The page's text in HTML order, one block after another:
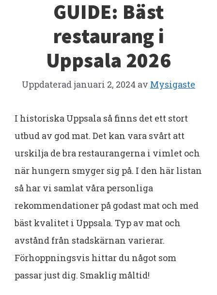
GUIDE: Bäst
restaurang i
Uppsala 2026
Uppdateradjanuari 2, 2024 av Mysigaste
I historiska Uppsala så finns det ett stort
utbud av god mat. Det kan vara svårt att
urskilja de bra restaurangerna i vimlet och
när hungern smyger sig på. I den här listan
så har vi samlat våra personliga
rekommendationer på godast mat och med
bäst kvalitet i Uppsala. Typ av mat och
avstånd från stadskärnan varierar.
Förhoppningsvis hittar du något som
passar just dig. Smaklig måltid!